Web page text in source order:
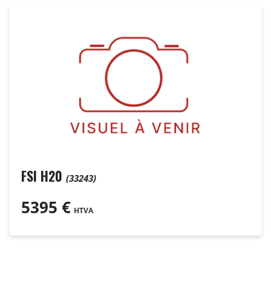
FSI H20 (33243)
5395 € HTVA